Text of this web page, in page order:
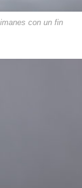
con un fin